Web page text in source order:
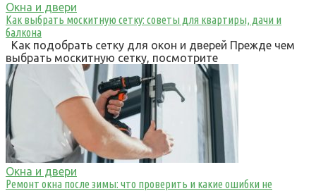
Окна и двери
Как выбрать москитную сетку: советы для квартиры, дачи и
балкона
Как подобрать сетку для окон и дверей Прежде чем
выбрать москитную сетку, посмотрите
Окна и двери
Ремонт окна после зимы: что проверить и какие ошибки не